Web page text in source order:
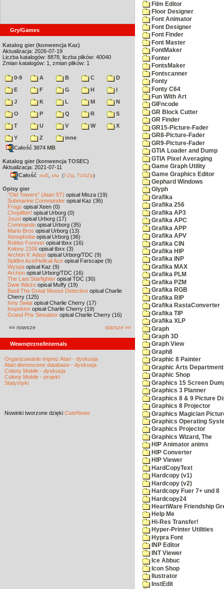
Gry/Games
Katalog gier (konwencja Kaz)
Aktualizacja: 2026-07-19
Liczba katalogów: 8878, liczba plików: 40040
Zmian katalogów: 1, zmian plików: 1
0-9 A B C
D
E
F G H
I
J
K L M
N
O
P Q R
S
T
U V W
X
Y
Z
inne
Całość 3074 MB
Katalog gier (konwencja TOSEC)
Aktualizacja: 2021-07-11
Całość md5 sha (7-Zip TUGZip)
Opisy gier
"Old Towers" (Atari ST) opisał Misza (19)
Submarine Commander opisał Kaz (36)
Frogs opisał Xeen (0)
Choplifter! opisał Urborg (0)
Joust opisał Urborg (17)
Commando opisał Urborg (35)
Mario Bros opisał Urborg (13)
Xenophobe opisał Urborg (36)
Robbo Forever opisał tbxx (16)
Kolony 2106 opisał tbxx (3)
Archon II: Adept opisał Urborg/TDC (9)
Spitfire Ace/Hellcat Ace opisał Farscape (9)
Wyspa opisał Kaz (9)
Archon opisał Urborg/TDC (16)
The Last Starfighter opisał TDC (30)
Dwie Wieże opisał Muffy (19)
Basil The Great Mouse Detective opisał Charlie
Cherry (125)
Inny Świat opisał Charlie Cherry (17)
Inspektor opisał Charlie Cherry (19)
Grand Prix Simulator opisał Charlie Cherry (16)
«« nowsze starsze »»
Wewnętrzne/Internals
Organizowanie imprez Atari - dyskusja
Atari demoscene database - dyskusja
Colony Mobile - dyskusja
Colony Mobile - projekt
Statystyki
Nowinki tworzone dzięki CuteNews
Film Editor
Floor Designer
Font Animator
Font Designer
Font Finder
Font Master
FontMaker
Fonter
FontsMaker
Fontscanner
Fonty
Fonty C64
Fun With Art
GIFncode
GR Block Cutter
GR Finder
GR15-Picture-Fader
GR8-Picture-Fader
GR9-Picture-Fader
GTIA Loader and Dump
GTIA Pixel Averaging
Game Graph Utility
Game Graphics Editor
Gephard Windows
Glyph
Grafika
Grafika 256
Grafika AP3
Grafika APC
Grafika APP
Grafika APV
Grafika CIN
Grafika HIP
Grafika INP
Grafika MAX
Grafika PLM
Grafika PZM
Grafika RGB
Grafika RIP
Grafika RastaConverter
Grafika TIP
Grafika XLP
Graph
Graph 3D
Graph View
Graph8
Graphic 8 Painter
Graphic Arts Department
Graphic Shop
Graphics 15 Screen
Graphics 3 Planner
Graphics 8 & 9 Picture
Graphics 8 Projector
Graphics Magician
Graphics Operating
Graphics Projector
Graphics Wizard, The
HIP Animator anims
HIP Converter
HIP Viewer
HardCopyText
Hardcopy (v1)
Hardcopy (v2)
Hardcopy Fuer 7+ und 8
Hardcopy24
HeartWare Friendship
Help Me
Hi-Res Transfer!
Hyper-Printer Utilities
Hypra Font
INP Editor
INT Viewer
Ice Abbuc
Icon Shop
Ilustrator
InstEdit